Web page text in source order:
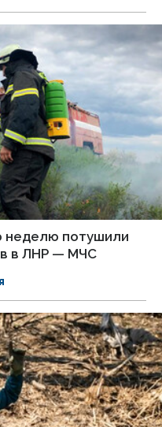
неделю потушили
в ЛНР — МЧС